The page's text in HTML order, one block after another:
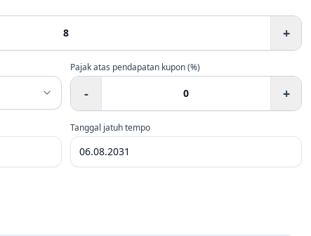
+
Pajak atas pendapatan kupon (%)
- +
Tanggal jatuh tempo